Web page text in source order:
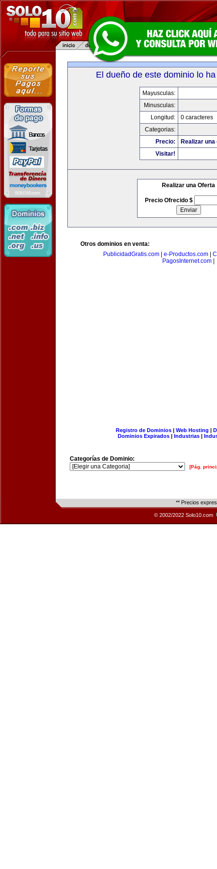
El dueño de este dominio lo
Mayusculas:
Minusculas:
Longitud:
0 caracteres
Categorias:
Precio:
Realizar
Visitar!
Realizar una Oferta
Precio Ofrecido $
Otros dominios en venta:
PublicidadGratis.com
e-Productos.com
PagosInternet.com
Registro de Dominios| Web Hosting |
Dominios Expirados | Industrias |
Categorías de Dominio:
[Pág.
** Precios
© 2002/2022 Solo10.com